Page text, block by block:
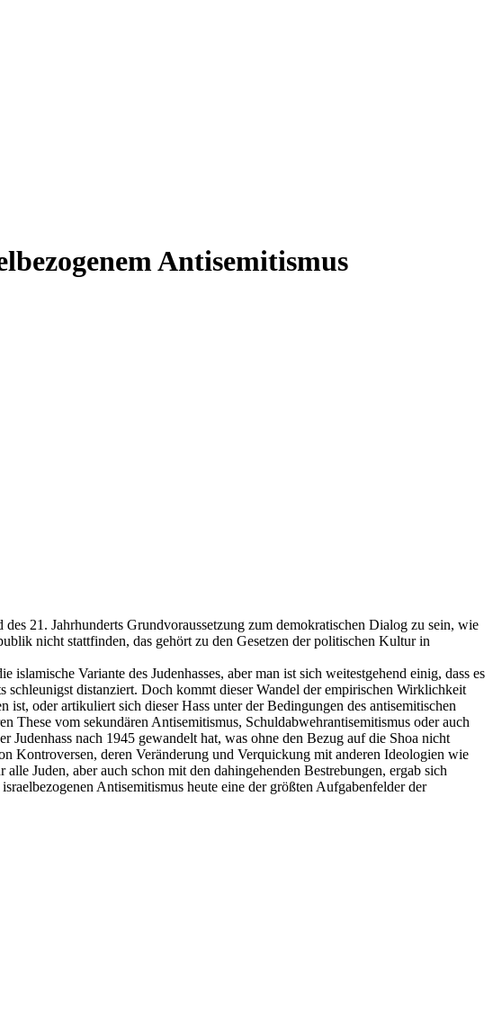
Antisemitismus
21. Jahrhunderts Grundvoraussetzung zum demokratischen Dialog zu sein, wie
nicht stattfinden, das gehört zu den Gesetzen der politischen Kultur in
Variante des Judenhasses, aber man ist sich weitestgehend einig, dass es
schleunigst distanziert. Doch kommt dieser Wandel der empirischen Wirklichkeit
ist, oder artikuliert sich dieser Hass unter der Bedingungen des antisemitischen
These vom sekundären Antisemitismus, Schuldabwehrantisemitismus oder auch
nach 1945 gewandelt hat, was ohne den Bezug auf die Shoa nicht
Kontroversen, deren Veränderung und Verquickung mit anderen Ideologien wie
Juden, aber auch schon mit den dahingehenden Bestrebungen, ergab sich
Antisemitismus heute eine der größten Aufgabenfelder der